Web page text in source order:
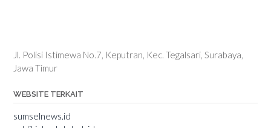
Jl. Polisi Istimewa No.7, Keputran, Kec. Tegalsari, Surabaya,
Jawa Timur
WEBSITE TERKAIT
sumselnews.id